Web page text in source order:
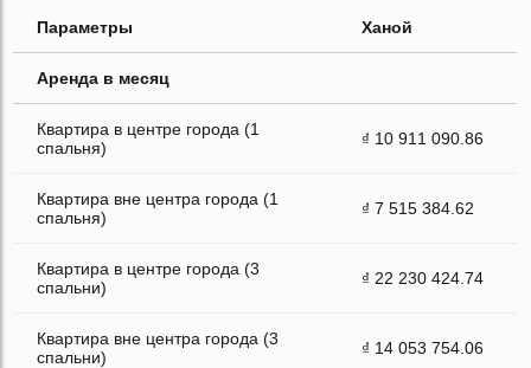
Параметры Ханой
Аренда в месяц
Квартира в центре города (1
спальня)
₫ 10 911 090.86
Квартира вне центра города (1
спальня)
₫ 7 515 384.62
Квартира в центре города (3
спальни)
₫ 22 230 424.74
Квартира вне центра города (3
спальни)
₫ 14 053 754.06